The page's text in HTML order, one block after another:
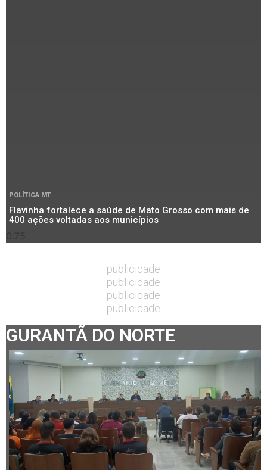
POLÍTICA MT
Flavinha fortalece a saúde de Mato Grosso com mais de
400 ações voltadas aos municípios
publicidade
publicidade
publicidade
publicidade
GURANTÃ DO NORTE